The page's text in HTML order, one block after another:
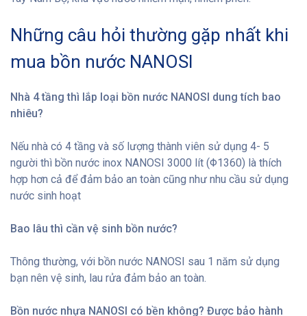
Những câu hỏi thường gặp nhất khi
mua bồn nước NANOSI
Nhà 4 tầng thì lắp loại bồn nước NANOSI dung tích bao
nhiêu?
Nếu nhà có 4 tầng và số lượng thành viên sử dụng 4- 5
người thì bồn nước inox NANOSI 3000 lít (Φ1360) là thích
hợp hơn cả để đảm bảo an toàn cũng như nhu cầu sử dụng
nước sinh hoạt
Bao lâu thì cần vệ sinh bồn nước?
Thông thường, với bồn nước NANOSI sau 1 năm sử dụng
bạn nên vệ sinh, lau rửa đảm bảo an toàn.
Bồn nước nhựa NANOSI có bền không? Được bảo hành